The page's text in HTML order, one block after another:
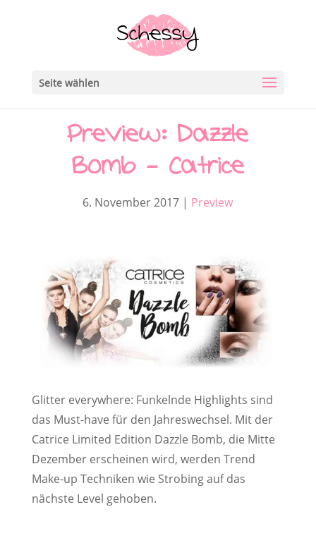
Seite wählen
Preview: Dazzle
Bomb – Catrice
6. November 2017 | Preview
Glitter everywhere: Funkelnde Highlights sind
das Must-have für den Jahreswechsel. Mit der
Catrice Limited Edition Dazzle Bomb, die Mitte
Dezember erscheinen wird, werden Trend
Make-up Techniken wie Strobing auf das
nächste Level gehoben.